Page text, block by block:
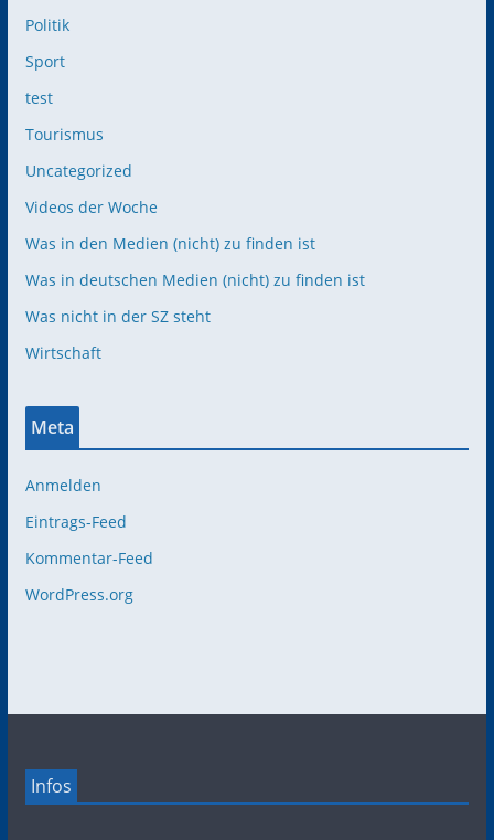
Politik
Sport
test
Tourismus
Uncategorized
Videos der Woche
Was in den Medien (nicht) zu finden ist
Was in deutschen Medien (nicht) zu finden ist
Was nicht in der SZ steht
Wirtschaft
Meta
Anmelden
Eintrags-Feed
Kommentar-Feed
WordPress.org
Infos